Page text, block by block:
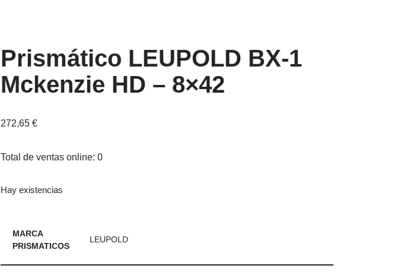
Prismático LEUPOLD BX-1
Mckenzie HD – 8×42
272,65 €
Total de ventas online: 0
Hay existencias
MARCA
PRISMATICOS
LEUPOLD